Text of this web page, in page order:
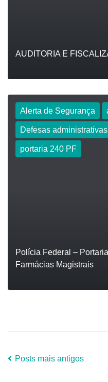
AUDITORIA E
LEIA
Alerta de Segurança
Defesas administrativas
portaria 240 PF
Polícia Federal –
Farmácias Magistrais
Posts mais antigos